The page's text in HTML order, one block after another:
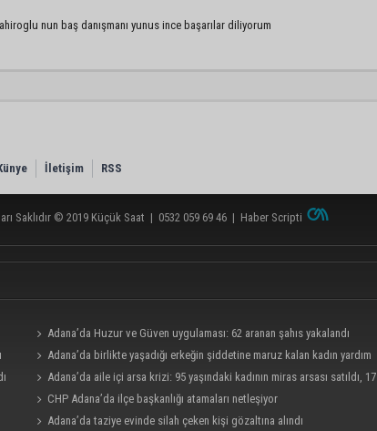
nun baş danışmanı yunus ince başarılar diliyorum
İletişim RSS
Saklıdır © 2019 Küçük Saat | 0532 059 69 46 | Haber Scripti
Adana’da Huzur ve Güven uygulaması: 62 aranan şahıs yakalandı
Adana’da birlikte yaşadığı erkeğin şiddetine maruz kalan kadın yardım
istediAdana’da aile içi arsa krizi: 95 yaşındaki kadının miras arsası satıldı, 17
milyonun 13 milyonu harcandı
CHP Adana’da ilçe başkanlığı atamaları netleşiyor
Adana’da taziye evinde silah çeken kişi gözaltına alındı